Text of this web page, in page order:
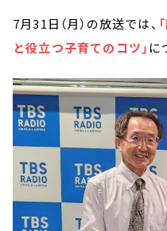
7月31日（月）の放送では、
と役立つ子育てのコツ」 に